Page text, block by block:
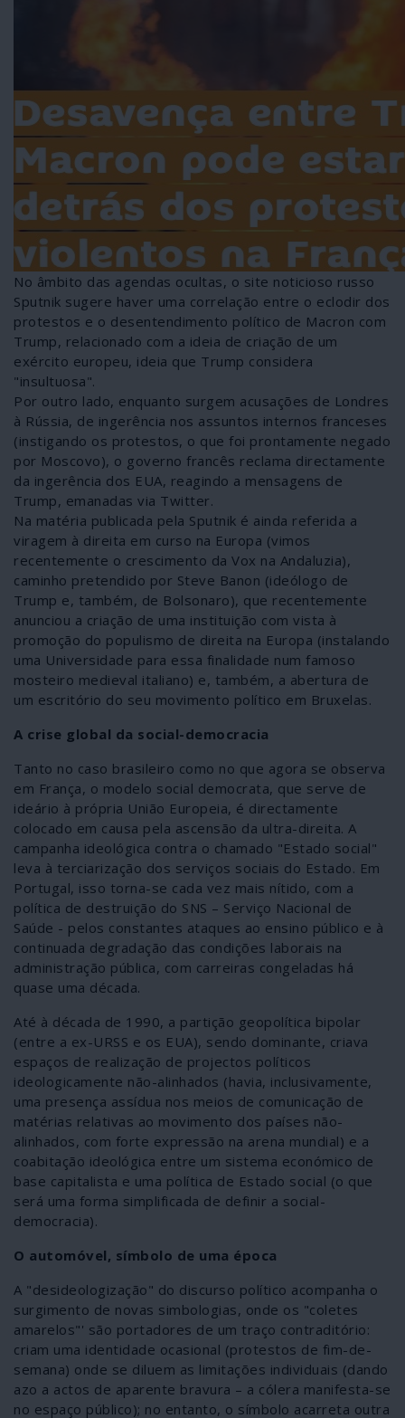
No âmbito das agendas ocultas, o site noticioso russo
Sputnik sugere haver uma correlação entre o eclodir dos
protestos e o desentendimento político de Macron com
Trump, relacionado com a ideia de criação de um
exército europeu, ideia que Trump considera
"insultuosa".
Por outro lado, enquanto surgem acusações de Londres
à Rússia, de ingerência nos assuntos internos franceses
(instigando os protestos, o que foi prontamente negado
por Moscovo), o governo francês reclama directamente
da ingerência dos EUA, reagindo a mensagens de
Trump, emanadas via Twitter.
Na matéria publicada pela Sputnik é ainda referida a
viragem à direita em curso na Europa (vimos
recentemente o crescimento da Vox na Andaluzia),
caminho pretendido por Steve Banon (ideólogo de
Trump e, também, de Bolsonaro), que recentemente
anunciou a criação de uma instituição com vista à
promoção do populismo de direita na Europa (instalando
uma Universidade para essa finalidade num famoso
mosteiro medieval italiano) e, também, a abertura de
um escritório do seu movimento político em Bruxelas.
A crise global da social-democracia
Tanto no caso brasileiro como no que agora se observa
em França, o modelo social democrata, que serve de
ideário à própria União Europeia, é directamente
colocado em causa pela ascensão da ultra-direita. A
campanha ideológica contra o chamado "Estado social"
leva à terciarização dos serviços sociais do Estado. Em
Portugal, isso torna-se cada vez mais nítido, com a
política de destruição do SNS – Serviço Nacional de
Saúde - pelos constantes ataques ao ensino público e à
continuada degradação das condições laborais na
administração pública, com carreiras congeladas há
quase uma década.
Até à década de 1990, a partição geopolítica bipolar
(entre a ex-URSS e os EUA), sendo dominante, criava
espaços de realização de projectos políticos
ideologicamente não-alinhados (havia, inclusivamente,
uma presença assídua nos meios de comunicação de
matérias relativas ao movimento dos países não-
alinhados, com forte expressão na arena mundial) e a
coabitação ideológica entre um sistema económico de
base capitalista e uma política de Estado social (o que
será uma forma simplificada de definir a social-
democracia).
O automóvel, símbolo de uma época
A "desideologização" do discurso político acompanha o
surgimento de novas simbologias, onde os "coletes
amarelos"' são portadores de um traço contraditório:
criam uma identidade ocasional (protestos de fim-de-
semana) onde se diluem as limitações individuais (dando
azo a actos de aparente bravura – a cólera manifesta-se
no espaço público); no entanto, o símbolo acarreta outra